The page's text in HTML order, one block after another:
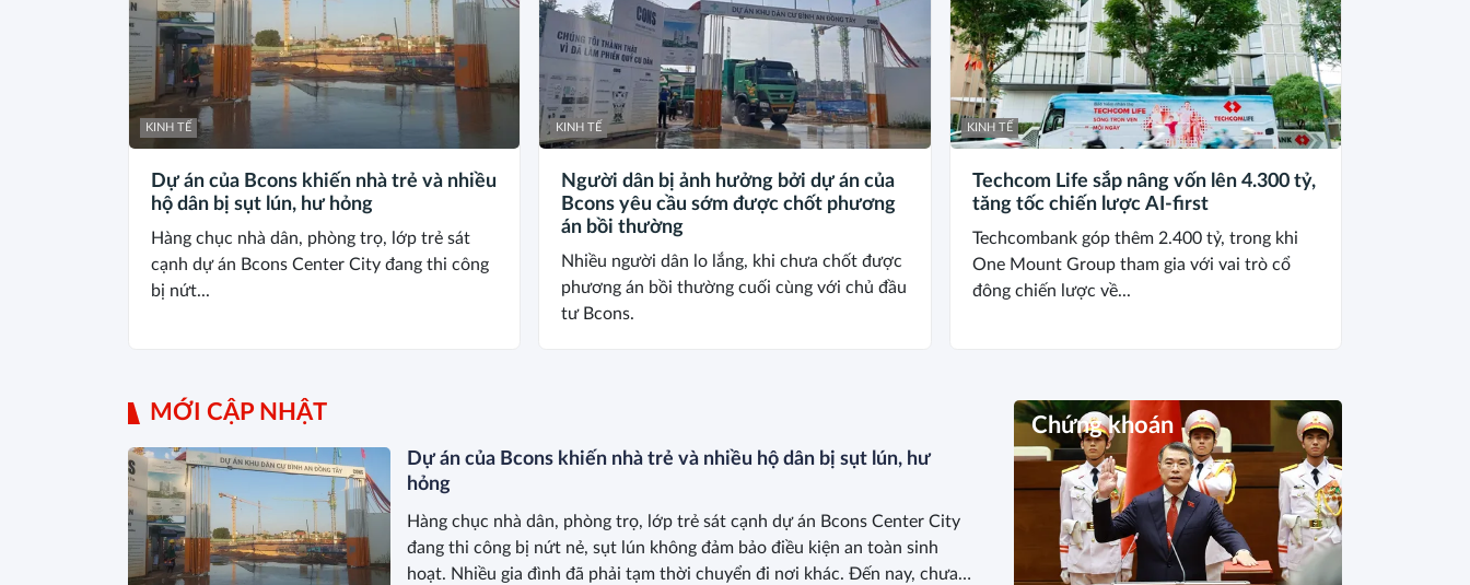
KINH TẾ
Dự án của Bcons khiến nhà trẻ và nhiều
hộ dân bị sụt lún, hư hỏng
Hàng chục nhà dân, phòng trọ, lớp trẻ sát
cạnh dự án Bcons Center City đang thi công
bị nứt...
KINH TẾ
Người dân bị ảnh hưởng bởi dự án của
Bcons yêu cầu sớm được chốt phương
án bồi thường
Nhiều người dân lo lắng, khi chưa chốt được
phương án bồi thường cuối cùng với chủ đầu
tư Bcons.
KINH TẾ
Techcom Life sắp nâng vốn lên 4.300 tỷ,
tăng tốc chiến lược AI-first
Techcombank góp thêm 2.400 tỷ, trong khi
One Mount Group tham gia với vai trò cổ
đông chiến lược về...
MỚI CẬP NHẬT
Dự án của Bcons khiến nhà trẻ và nhiều hộ dân bị sụt lún, hư
hỏng
Hàng chục nhà dân, phòng trọ, lớp trẻ sát cạnh dự án Bcons Center City
đang thi công bị nứt nẻ, sụt lún không đảm bảo điều kiện an toàn sinh
hoạt. Nhiều gia đình đã phải tạm thời chuyển đi nơi khác. Đến nay, chưa
Chứng khoán